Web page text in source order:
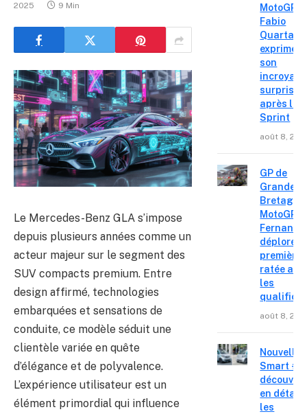
2025
9 Min
Le Mercedes-Benz GLA s’impose
depuis plusieurs années comme un
acteur majeur sur le segment des
SUV compacts premium. Entre
design affirmé, technologies
embarquées et sensations de
conduite, ce modèle séduit une
clientèle variée en quête
d’élégance et de polyvalence.
L’expérience utilisateur est un
élément primordial qui influence
MotoGP :
Fabio
exprime
son
surprise
après le
Sprint
août 8,
GP de
Grande-
Bretagne
MotoGP :
déplore
première
ratée
les
août 8,
Nouvelle
Smart #2
en détail
les